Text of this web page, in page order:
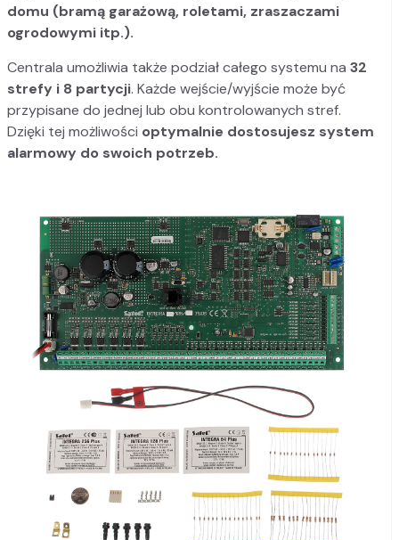
domu (bramą garażową, roletami, zraszaczami
ogrodowymi itp.).
Centrala umożliwia także podział całego systemu na 32
strefy i 8 partycji. Każde wejście/wyjście może być
przypisane do jednej lub obu kontrolowanych stref.
Dzięki tej możliwości optymalnie dostosujesz system
alarmowy do swoich potrzeb.